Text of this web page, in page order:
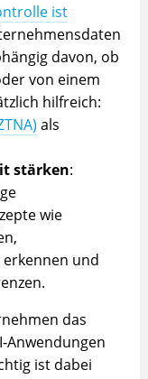
ist
davon, ob
von einem
hilfreich:
als
stärken:
wie
und
das
ist dabei